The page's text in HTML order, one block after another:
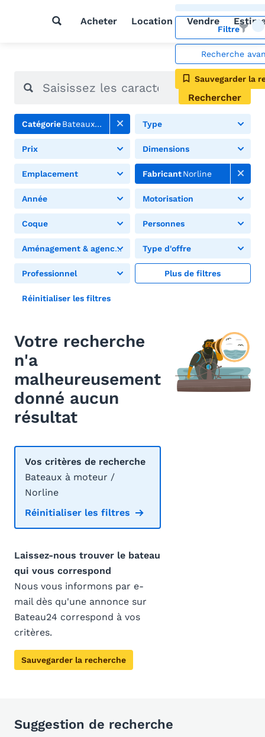
Acheter Location Vendre
Filtre
Recherche
Sauvegarder la
Rechercher
CatégorieBateaux à moteur Type
Prix Dimensions
Emplacement FabricantNorline
Année Motorisation
Coque Personnes
Aménagement & agencement Type d'offre
Professionnel Plus de filtres
Réinitialiser les filtres
Votre recherche
n'a
malheureusement
donné aucun
résultat
Vos critères de recherche
Bateaux à moteur /
Norline
Réinitialiser les filtres
Laissez-nous trouver le bateau
qui vous correspond
Nous vous informons par e-
mail dès qu'une annonce sur
Bateau24 correspond à vos
critères.
Sauvegarder la recherche
Suggestion de recherche